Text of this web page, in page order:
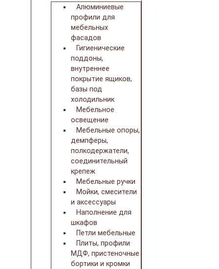
Алюминиевые
профили для
мебельных
фасадов
Гигиенические
поддоны,
внутреннее
покрытие ящиков,
базы под
холодильник
Мебельное
освещение
Мебельные опоры,
демпферы,
полкодержатели,
соединительный
крепеж
Мебельные ручки
Мойки, смесители
и аксессуары
Наполнение для
шкафов
Петли мебельные
Плиты, профили
МДФ, пристеночные
бортики и кромки